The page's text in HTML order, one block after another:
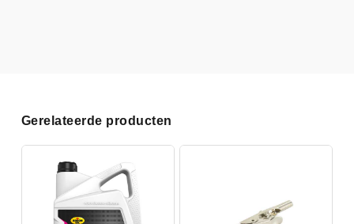
Gerelateerde producten